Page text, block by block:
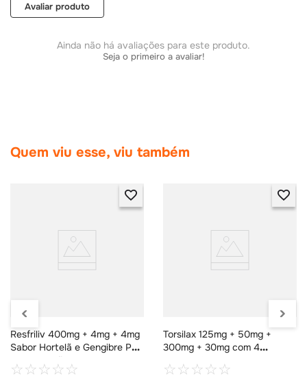
Avaliar produto
Ainda não há avaliações para este produto.
Seja o primeiro a avaliar!
Quem viu esse, viu também
Resfriliv 400mg + 4mg + 4mg
Sabor Hortelã e Gengibre Pó
para Solução 1 Envelope de
5g
☆☆☆☆☆
Torsilax 125mg + 50mg +
300mg + 30mg com 4
☆☆☆☆☆